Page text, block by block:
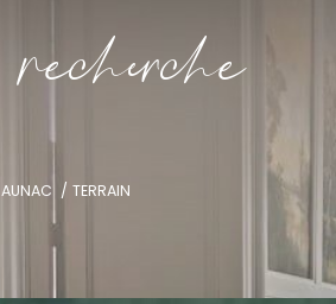
recece
AUNAC TERRAIN